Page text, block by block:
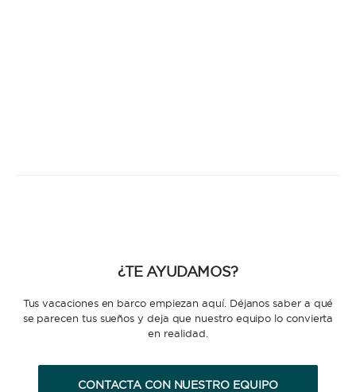
¿TE AYUDAMOS?
Tus vacaciones en barco empiezan aquí. Déjanos saber a qué
se parecen tus sueños y deja que nuestro equipo lo convierta
en realidad.
CONTACTA CON NUESTRO EQUIPO